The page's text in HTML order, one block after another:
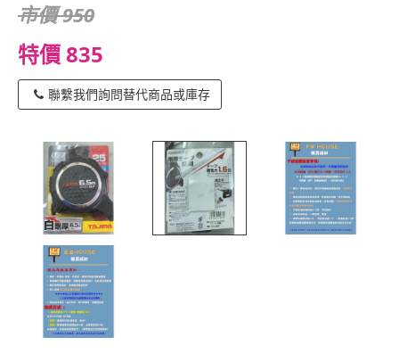
市價 950
特價 835
聯繫我們詢問替代商品或庫存